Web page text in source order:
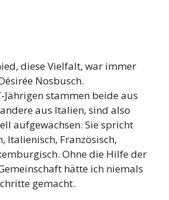
diese Vielfalt, war immer
Nosbusch.
Jährigen stammen beide aus
aus Italien, sind also
aufgewachsen. Sie spricht
Italienisch, Französisch,
Ohne die Hilfe der
hätte ich niemals
gemacht.